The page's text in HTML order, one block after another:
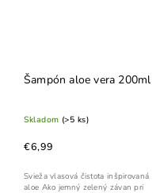
Šampón aloe vera 200ml
Skladom (>5 ks)
€6,99
Svieža vlasová čistota inšpirovaná
aloe Ako jemný zelený závan pri